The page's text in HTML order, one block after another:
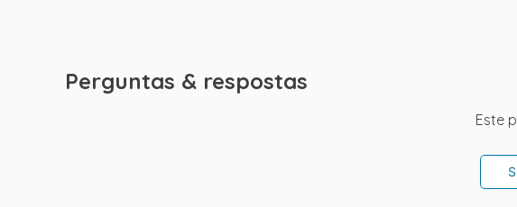
Perguntas & respostas
Este